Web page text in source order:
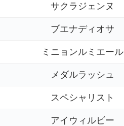
サクラジェンヌ
ブエナディオサ
ミニョンルミエール
メダルラッシュ
スペシャリスト
アイウィルビー